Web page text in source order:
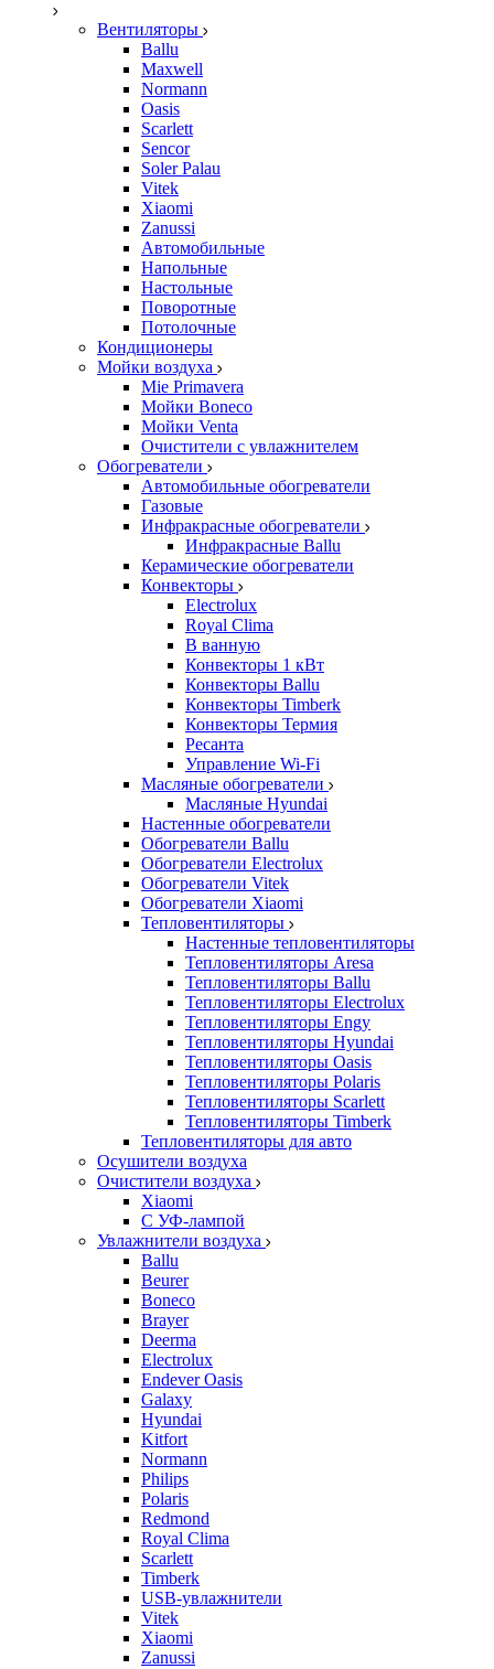
Вентиляторы
Ballu
Maxwell
Normann
Oasis
Scarlett
Sencor
Soler Palau
Vitek
Xiaomi
Zanussi
Автомобильные
Напольные
Настольные
Поворотные
Потолочные
Кондиционеры
Мойки воздуха
Mie Primavera
Мойки Boneco
Мойки Venta
Очистители с увлажнителем
Обогреватели
Автомобильные обогреватели
Газовые
Инфракрасные обогреватели
Инфракрасные Ballu
Керамические обогреватели
Конвекторы
Electrolux
Royal Clima
В ванную
Конвекторы 1 кВт
Конвекторы Ballu
Конвекторы Timberk
Конвекторы Термия
Ресанта
Управление Wi-Fi
Масляные обогреватели
Масляные Hyundai
Настенные обогреватели
Обогреватели Ballu
Обогреватели Electrolux
Обогреватели Vitek
Обогреватели Xiaomi
Тепловентиляторы
Настенные тепловентиляторы
Тепловентиляторы Aresa
Тепловентиляторы Ballu
Тепловентиляторы Electrolux
Тепловентиляторы Engy
Тепловентиляторы Hyundai
Тепловентиляторы Oasis
Тепловентиляторы Polaris
Тепловентиляторы Scarlett
Тепловентиляторы Timberk
Тепловентиляторы для авто
Осушители воздуха
Очистители воздуха
Xiaomi
С УФ-лампой
Увлажнители воздуха
Ballu
Beurer
Boneco
Brayer
Deerma
Electrolux
Endever Oasis
Galaxy
Hyundai
Kitfort
Normann
Philips
Polaris
Redmond
Royal Clima
Scarlett
Timberk
USB-увлажнители
Vitek
Xiaomi
Zanussi